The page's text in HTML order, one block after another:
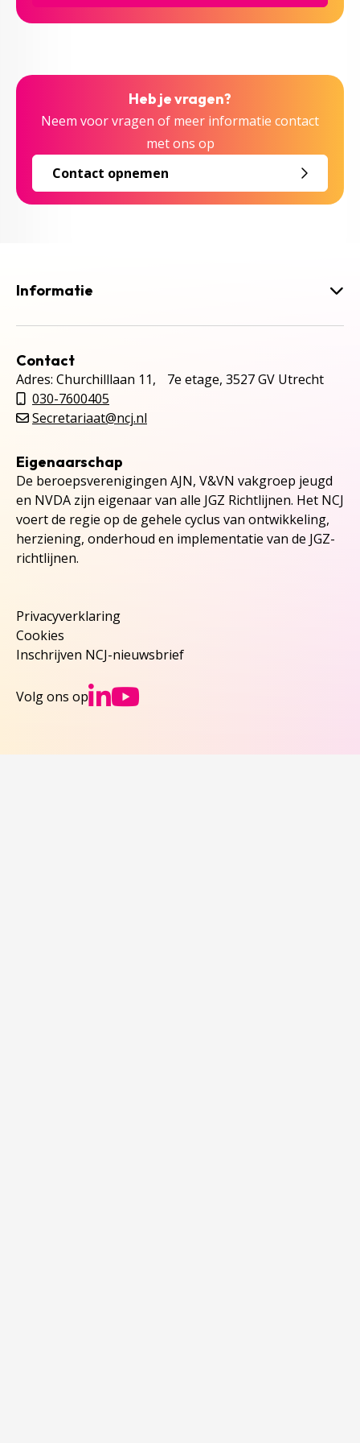
Heb je vragen?
Neem voor vragen of meer informatie contact
met ons op
Contact opnemen
Informatie
Contact
Adres: Churchilllaan 11, 7e etage, 3527 GV Utrecht
030-7600405
Secretariaat@ncj.nl
Eigenaarschap
De beroepsverenigingen AJN, V&VN vakgroep jeugd
en NVDA zijn eigenaar van alle JGZ Richtlijnen. Het NCJ
voert de regie op de gehele cyclus van ontwikkeling,
herziening, onderhoud en implementatie van de JGZ-
richtlijnen.
Privacyverklaring
Cookies
Inschrijven NCJ-nieuwsbrief
Volg ons op Ga naar NCJs